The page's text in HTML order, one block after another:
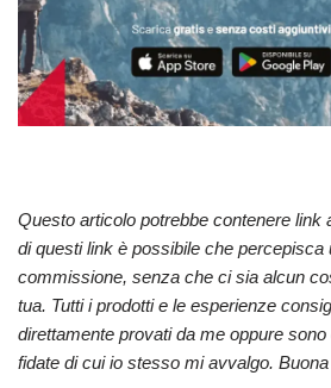
Questo articolo potrebbe contenere link
di questi link è possibile che percepisca
commissione, senza che ci sia alcun
tua. Tutti i prodotti e le esperienze
direttamente provati da me oppure
fidate di cui io stesso mi avvalgo.